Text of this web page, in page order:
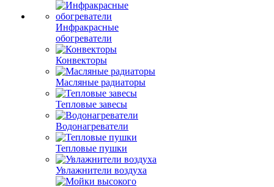
Инфракрасные
обогреватели
Конвекторы
Масляные радиаторы
Тепловые завесы
Водонагреватели
Тепловые пушки
Увлажнители воздуха